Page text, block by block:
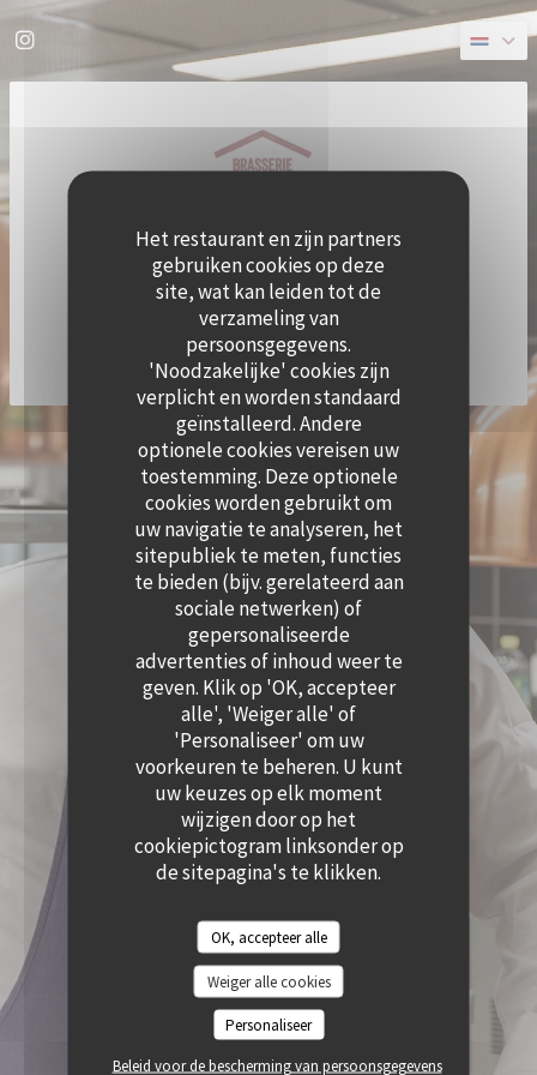
Cookies beheer paneel
Het restaurant en zijn partners
gebruiken cookies op deze
site, wat kan leiden tot de
verzameling van
persoonsgegevens.
'Noodzakelijke' cookies zijn
verplicht en worden standaard
geïnstalleerd. Andere
optionele cookies vereisen uw
toestemming. Deze optionele
cookies worden gebruikt om
uw navigatie te analyseren, het
sitepubliek te meten, functies
te bieden (bijv. gerelateerd aan
sociale netwerken) of
gepersonaliseerde
advertenties of inhoud weer te
geven. Klik op 'OK, accepteer
alle', 'Weiger alle' of
'Personaliseer' om uw
voorkeuren te beheren. U kunt
uw keuzes op elk moment
wijzigen door op het
cookiepictogram linksonder op
de sitepagina's te klikken.
OK, accepteer alle
Weiger alle cookies
Personaliseer
Beleid voor de bescherming van persoonsgegevens
Instagram ((opent in een nieuw venster))
© 2026 QUAI OUEST — RESTAURANT WEBSITE GECREËERD DOOR ZENCHEF
DISCLAIMER
((OPENT IN EEN NIEUW VENSTER))
GEBRUIKSVOORWAARDEN
((OPENT IN EEN NIEUW VENSTER))
BELEID BESCHERMING PERSOONSGEGEVENS
((OPENT IN EEN NIEUW VENSTER))
COOKIES BELEID
TOEGANKELIJKHEID
((OPENT IN EEN NIEUW VENSTER))